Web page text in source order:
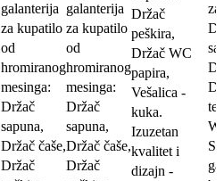
galanterija
za kupatilo
od
hromiranog
mesinga:
Držač
sapuna,
Držač čaše,
Držač
galanterija
za kupatilo
od
hromiranog
mesinga:
Držač
sapuna,
Držač čaše,
Držač
Držač
peškira,
Držač WC
papira,
Vešalica -
kuka.
Izuzetan
kvalitet i
dizajn -